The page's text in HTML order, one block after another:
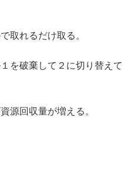
取れるだけ取る。
を破棄して２に切り替えて
源回収量が増える。